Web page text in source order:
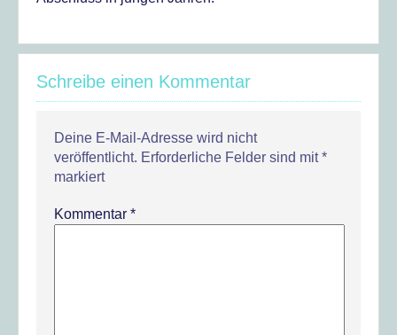
Schreibe einen Kommentar
Deine E-Mail-Adresse wird nicht
veröffentlicht. Erforderliche Felder sind mit*
markiert
Kommentar *